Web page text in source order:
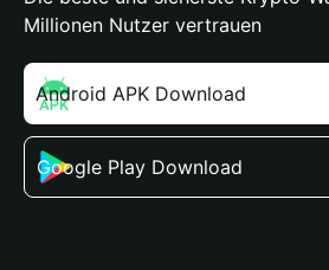
Millionen Nutzer vertrauen
Android APK Download
Google Play Download